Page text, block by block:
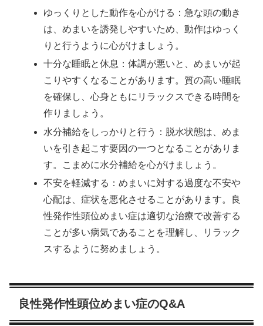
ゆっくりとした動作を心がける：急な頭の動き
は、めまいを誘発しやすいため、動作はゆっく
りと行うように心がけましょう。
十分な睡眠と休息：体調が悪いと、めまいが起
こりやすくなることがあります。質の高い睡眠
を確保し、心身ともにリラックスできる時間を
作りましょう。
水分補給をしっかりと行う：脱水状態は、めま
いを引き起こす要因の一つとなることがありま
す。こまめに水分補給を心がけましょう。
不安を軽減する：めまいに対する過度な不安や
心配は、症状を悪化させることがあります。良
性発作性頭位めまい症は適切な治療で改善する
ことが多い病気であることを理解し、リラック
スするように努めましょう。
良性発作性頭位めまい症のQ&A